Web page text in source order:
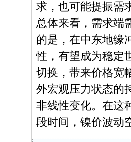
求，也可能提振
总体来看，需求端
的是，在中东地缘
性，有望成为稳
切换，带来价格宽
外宏观压力状态的
非线性变化。在这
段时间，镍价波动